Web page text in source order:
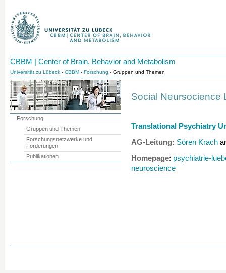
CBBM | Center of Brain, Behavior and Metabolism
Universität zu Lübeck - CBBM - Forschung - Gruppen und Themen
Social Neursocience
Translational Psychiatry
AG-Leitung: Sören Krach
Homepage: psychiatrie-
neuroscience
Forschung
Gruppen und Themen
Forschungsnetzwerke und
Förderungen
Publikationen